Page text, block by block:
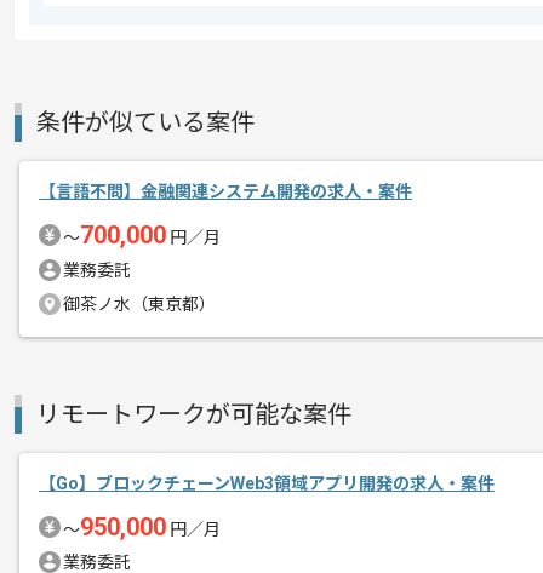
その他募集要項
募集人数
作業開始日
2026/05/25
エージェントからのコ
メント
条件が似ている案件
【言語不問】金融関連システム開発の求人・案件
〜700,000 円／月
業務委託
御茶ノ水（東京都）
リモートワークが可能な案件
【Go】ブロックチェーンWeb3領域アプリ開発の求人・案件
〜950,000 円／月
業務委託